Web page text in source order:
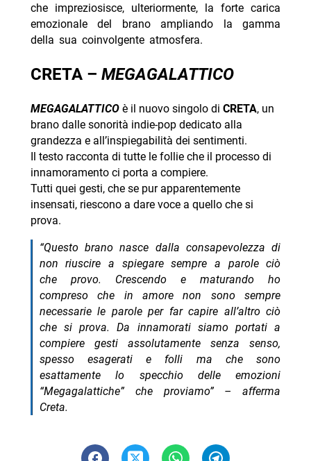
che impreziosisce, ulteriormente, la forte carica
emozionale del brano ampliando la gamma
della sua coinvolgente atmosfera.
CRETA – MEGAGALATTICO
MEGAGALATTICO è il nuovo singolo di CRETA, un
brano dalle sonorità indie-pop dedicato alla
grandezza e all’inspiegabilità dei sentimenti.
Il testo racconta di tutte le follie che il processo di
innamoramento ci porta a compiere.
Tutti quei gesti, che se pur apparentemente
insensati, riescono a dare voce a quello che si
prova.
“Questo brano nasce dalla consapevolezza di
non riuscire a spiegare sempre a parole ciò
che provo. Crescendo e maturando ho
compreso che in amore non sono sempre
necessarie le parole per far capire all’altro ciò
che si prova. Da innamorati siamo portati a
compiere gesti assolutamente senza senso,
spesso esagerati e folli ma che sono
esattamente lo specchio delle emozioni
“Megagalattiche” che proviamo” – afferma
Creta.